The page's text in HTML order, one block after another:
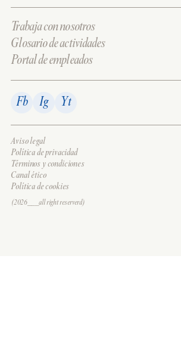
Trabaja con nosotros
Glosario de actividades
Portal de empleados
Fb Ig Yt
Aviso legal
Política de privacidad
Términos y condiciones
Canal ético
Política de cookies
(2026___all right reserverd)